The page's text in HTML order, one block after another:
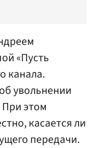
«Пусть
канала.
увольнении
При этом
касается ли
передачи.